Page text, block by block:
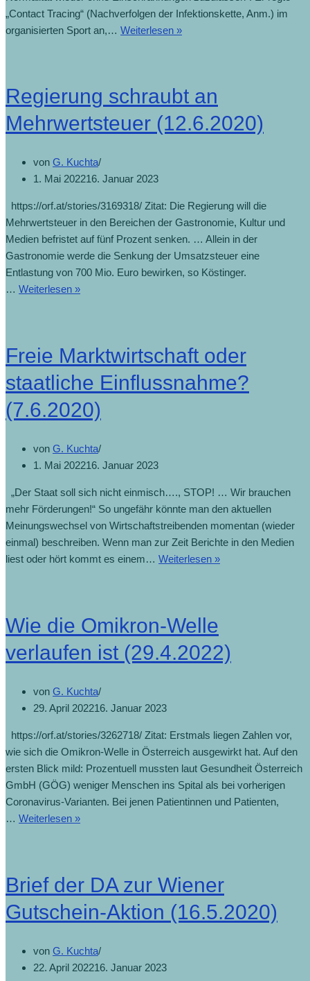
„Contact Tracing“ (Nachverfolgen der Infektionskette, Anm.) im
organisierten Sport an,… Weiterlesen »
Regierung schraubt an
Mehrwertsteuer (12.6.2020)
von G. Kuchta
1. Mai 202216. Januar 2023
https://orf.at/stories/3169318/ Zitat: Die Regierung will die
Mehrwertsteuer in den Bereichen der Gastronomie, Kultur und
Medien befristet auf fünf Prozent senken. … Allein in der
Gastronomie werde die Senkung der Umsatzsteuer eine
Entlastung von 700 Mio. Euro bewirken, so Köstinger.
… Weiterlesen »
Freie Marktwirtschaft oder
staatliche Einflussnahme?
(7.6.2020)
von G. Kuchta
1. Mai 202216. Januar 2023
„Der Staat soll sich nicht einmisch…., STOP! … Wir brauchen
mehr Förderungen!“ So ungefähr könnte man den aktuellen
Meinungswechsel von Wirtschaftstreibenden momentan (wieder
einmal) beschreiben. Wenn man zur Zeit Berichte in den Medien
liest oder hört kommt es einem… Weiterlesen »
Wie die Omikron-Welle
verlaufen ist (29.4.2022)
von G. Kuchta
29. April 202216. Januar 2023
https://orf.at/stories/3262718/ Zitat: Erstmals liegen Zahlen vor,
wie sich die Omikron-Welle in Österreich ausgewirkt hat. Auf den
ersten Blick mild: Prozentuell mussten laut Gesundheit Österreich
GmbH (GÖG) weniger Menschen ins Spital als bei vorherigen
Coronavirus-Varianten. Bei jenen Patientinnen und Patienten,
… Weiterlesen »
Brief der DA zur Wiener
Gutschein-Aktion (16.5.2020)
von G. Kuchta
22. April 202216. Januar 2023